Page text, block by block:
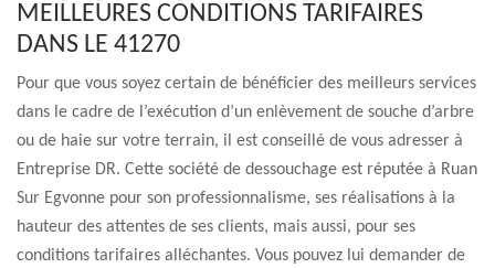
MEILLEURES CONDITIONS TARIFAIRES
DANS LE 41270
Pour que vous soyez certain de bénéficier des meilleurs services
dans le cadre de l’exécution d’un enlèvement de souche d’arbre
ou de haie sur votre terrain, il est conseillé de vous adresser à
Entreprise DR. Cette société de dessouchage est réputée à Ruan
Sur Egvonne pour son professionnalisme, ses réalisations à la
hauteur des attentes de ses clients, mais aussi, pour ses
conditions tarifaires alléchantes. Vous pouvez lui demander de